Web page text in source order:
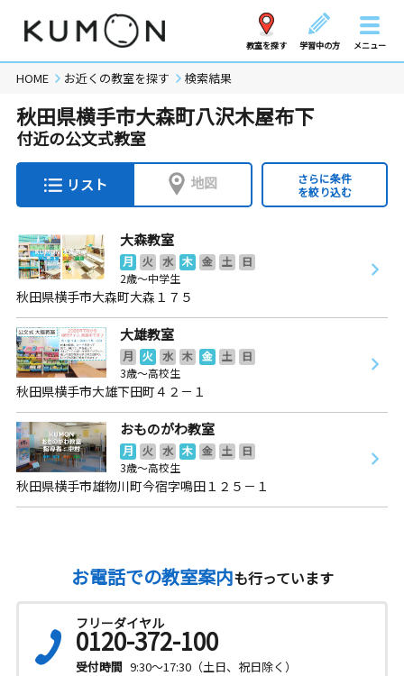
教室を探す 学習中の方 メニュー
HOME お近くの教室を探す 検索結果
秋田県横手市大森町八沢木屋布下
付近の公文式教室
リスト 地図
さらに条件
を絞り込む
大森教室
月 火 水 木 金 土
日
2歳～中学生
秋田県横手市大森町大森１７５
大雄教室
月 火 水 木 金 土
日
3歳～高校生
秋田県横手市大雄下田町４２－１
おものがわ教室
月 火 水 木 金 土
日
3歳～高校生
秋田県横手市雄物川町今宿字鳴田１２５－１
お電話での教室案内も行っています
フリーダイヤル
0120-372-100
受付時間 9:30～17:30（土日、祝日除く）